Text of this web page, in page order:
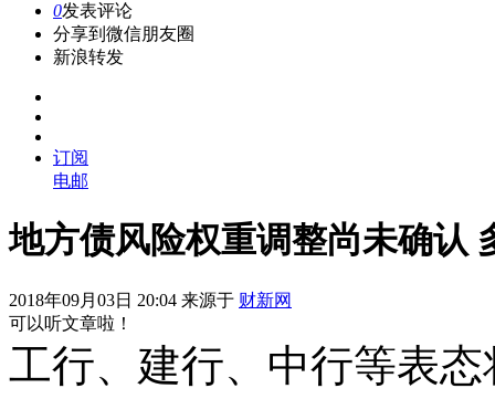
0发表评论
分享到微信朋友圈
新浪转发
订阅
电邮
地方债风险权重调整尚未确认
2018年09月03日 20:04 来源于 财新网
可以听文章啦！
工行、建行、中行等表